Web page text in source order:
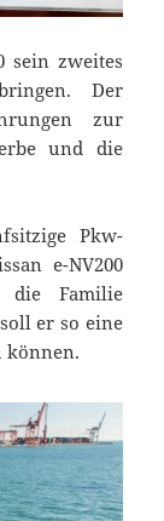
sein zweites
Der
zur
und die
Pkw-
e-NV200
die Familie
er so eine
können.